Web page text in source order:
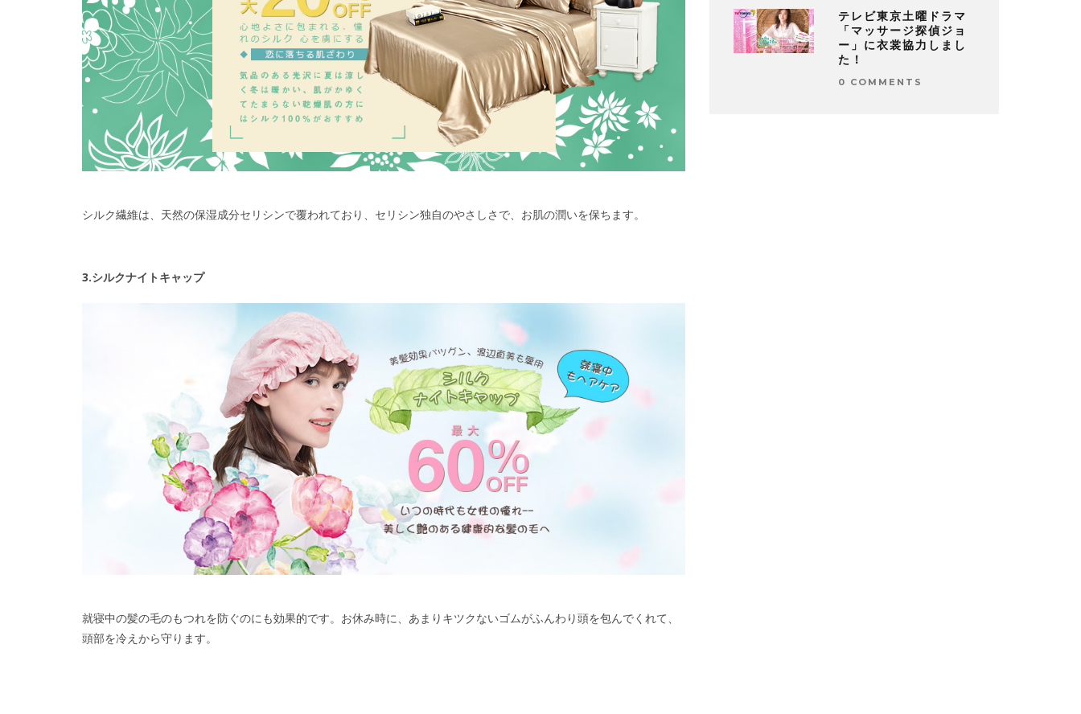
シルク繊維は、天然の保湿成分セリシンで覆われており、セリシン独自のやさしさで、お肌の潤いを保ちます。
3.シルクナイトキャップ
就寝中の髪の毛のもつれを防ぐのにも効果的です。お休み時に、あまりキツクないゴムがふんわり頭を包んでくれて、
頭部を冷えから守ります。
テレビ東京土曜ドラマ
「マッサージ探偵ジョ
ー」に衣裳協力しまし
た！
0 COMMENTS